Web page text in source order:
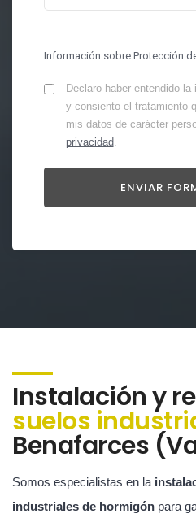
Información sobre Protección
Declaro haber entendido
y consiento el tratamiento
mis datos de carácter
privacidad.
Instalación y
suelos
Benafarces
Somos especialistas en la
industriales de hormigón para